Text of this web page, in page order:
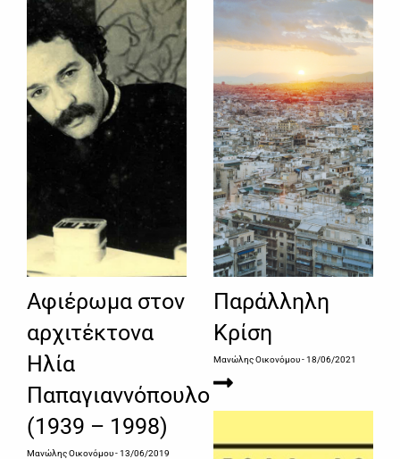
Αφιέρωμα στον
αρχιτέκτονα
Ηλία
Παπαγιαννόπουλο
(1939 – 1998)
Μανώλης Οικονόμου- 13/06/2019
Παράλληλη
Κρίση
Μανώλης Οικονόμου- 18/06/2021